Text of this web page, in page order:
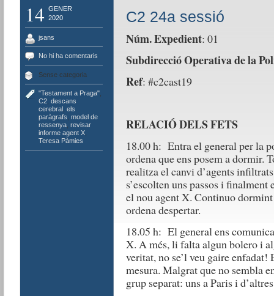
14 GENER
2020
jsans
No hi ha comentaris
Sense categoria
"Testament a Praga",
C2, descans
cerebral, els
paràgrafs model de
ressenya, revisar
informe agent X,
Teresa Pàmies
C2 24a sessió
Núm. Expedient: 01
Subdirecció Operativa de la
Ref: #c2cast19
RELACIÓ DELS FETS
18.00 h: Entra el general per la
ordena que ens posem a dormir.
realitza el canvi d’agents
s’escolten uns passos i
el nou agent X. Continuo
ordena despertar.
18.05 h: El general ens
X. A més, li falta algun bolero i
veritat, no se’l veu gaire
mesura. Malgrat que no sembla
grup separat: uns a Paris i